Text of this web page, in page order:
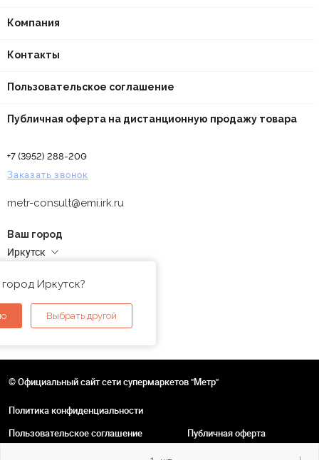
Компания
Контакты
Пользовательское соглашение
Публичная оферта на дистанционную продажу товара
+7 (3952) 288-200
Заказать звонок
metr-consult@emi.irk.ru
Ваш город
Иркутск
Иркутск?
Выбрать другой
© Официальный сайт сети супермаркетов "Метр"
Политика конфиденциальности
Пользовательское соглашение
Публичная оферта